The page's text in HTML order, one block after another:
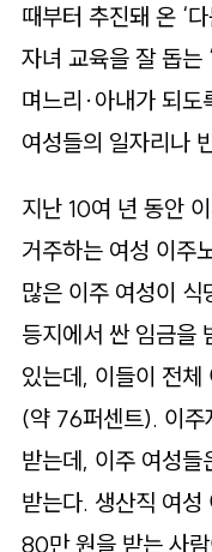
때부터 추진돼 온 ‘
자녀 교육을 잘 돕는
며느리·아내가 되
여성들의 일자리나
지난 10여 년 동안
거주하는 여성 이주
많은 이주 여성이 식
등지에서 싼 임금을
있는데, 이들이 전
(약 76퍼센트). 이주
받는데, 이주 여성
받는다. 생산직 여성
80만 원을 받는 사